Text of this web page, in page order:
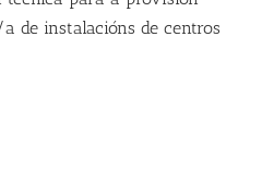
de instalacións de centros